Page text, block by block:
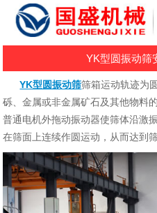
YK型圆振动筛
YK型圆振动筛筛箱运动轨迹为
砾、金属或非金属矿石及其他物料
普通电机外拖动振动器使筛体沿激
在筛面上连续作圆运动，从而达到筛